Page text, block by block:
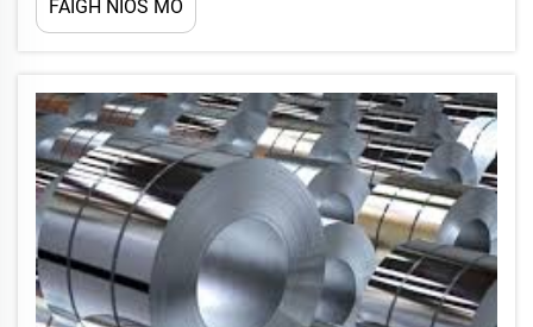
mó ag baint úsáide ag fabhróirí inniu, a chomhtháitear...
FAIGH NÍOS MÓ